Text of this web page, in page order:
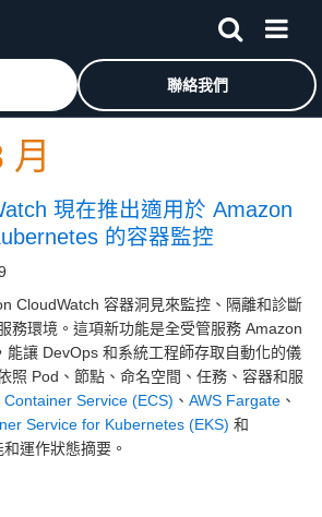
返回 Amazon Web Services 首頁
聯絡我們
現在推出適用於 Amazon
的容器監控
CloudWatch 容器洞見來監控、隔離和診斷
務環境。這項新功能是全受管服務 Amazon
能讓 DevOps 和系統工程師存取自動化的儀
照 Pod、節點、命名空間、任務、容器和服
Service (ECS) 、 AWS Fargate 、
Service for Kubernetes (EKS) 和
運作狀態摘要。